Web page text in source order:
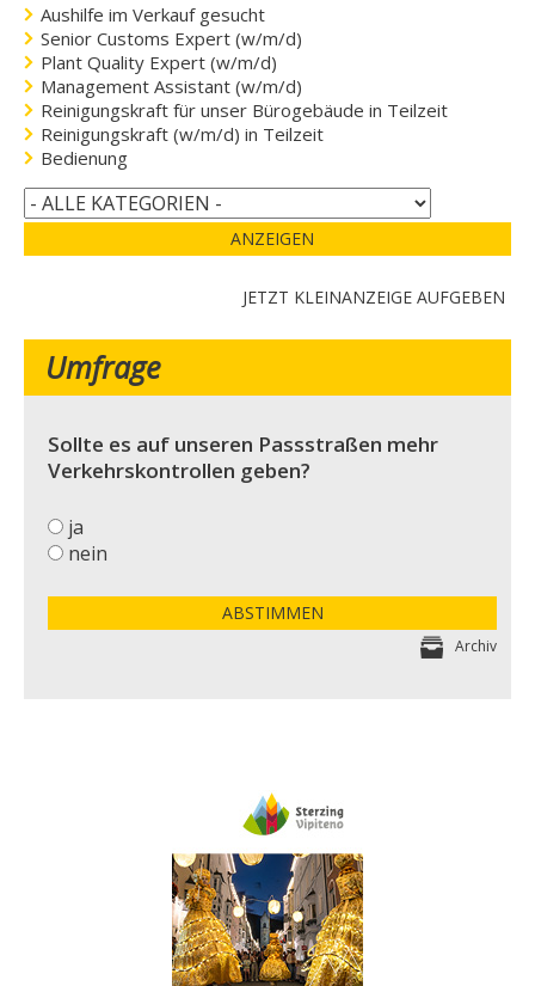
Aushilfe im Verkauf gesucht
Senior Customs Expert (w/m/d)
Plant Quality Expert (w/m/d)
Management Assistant (w/m/d)
Reinigungskraft für unser Bürogebäude in Teilzeit
Reinigungskraft (w/m/d) in Teilzeit
Bedienung
ANZEIGEN
JETZT KLEINANZEIGE AUFGEBEN
Umfrage
Sollte es auf unseren Passstraßen mehr
Verkehrskontrollen geben?
ja
nein
ABSTIMMEN
Archiv